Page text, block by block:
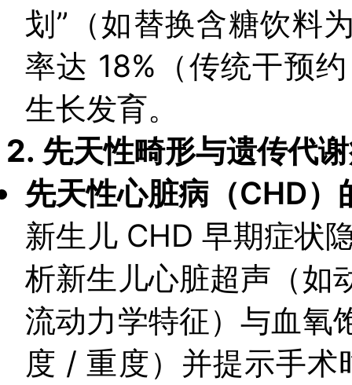
划”（如替换含糖饮料
率达 18%（传统干预
生长发育。
2. 先天性畸形与遗传代
先天性心脏病（CHD）
新生儿 CHD 早期症状
析新生儿心脏超声（如
流动力学特征）与血氧
度 / 重度）并提示手